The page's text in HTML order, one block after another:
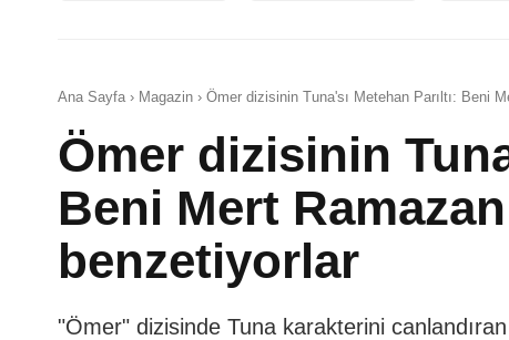
Ana Sayfa › Magazin › Ömer dizisinin Tuna'sı Metehan Parıltı: Beni
Ömer dizisinin
Beni Mert
benzetiyorlar
"Ömer" dizisinde Tuna karakterini